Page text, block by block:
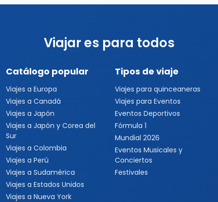
Viajar es para todos
Catálogo popular
Viajes a Europa
Viajes a Canadá
Viajes a Japón
Viajes a Japón y Corea del
Sur
Viajes a Colombia
Viajes a Perú
Viajes a Sudamérica
Viajes a Estados Unidos
Viajes a Nueva York
Tipos de viaje
Viajes para quinceaneras
Viajes para Eventos
Eventos Deportivos
Fórmula 1
Mundial 2026
Eventos Musicales y
Conciertos
Festivales